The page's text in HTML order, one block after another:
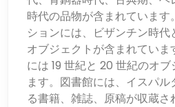
時代の品物が含まれています
ションには、ビザンチン時
オブジェクトが含まれてい
には 19 世紀と 20 世紀のオ
ます。図書館には、イスパ
る書籍、雑誌、原稿が収蔵さ